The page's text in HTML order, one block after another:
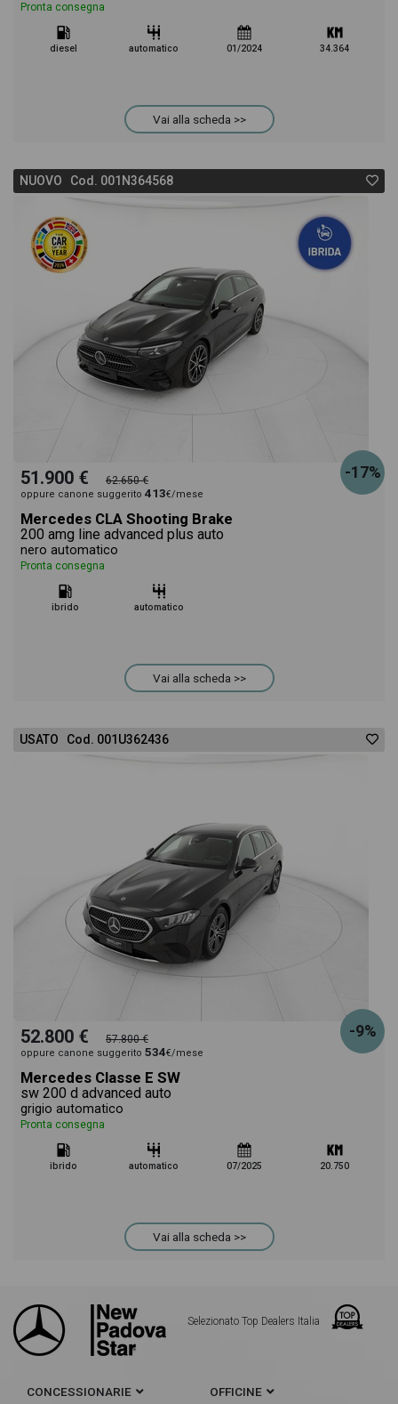
Pronta consegna
diesel automatico 01/2024 34.364
Vai alla scheda >>
NUOVO Cod. 001N364568
-17%
51.900 € 62.650 €
oppure canone suggerito 413€/mese
Mercedes CLA Shooting Brake
200 amg line advanced plus auto
nero automatico
Pronta consegna
ibrido automatico
Vai alla scheda >>
USATO Cod. 001U362436
-9%
52.800 € 57.800 €
oppure canone suggerito 534€/mese
Mercedes Classe E SW
sw 200 d advanced auto
grigio automatico
Pronta consegna
ibrido automatico 07/2025 20.750
Vai alla scheda >>
Selezionato Top Dealers Italia
CONCESSIONARIE OFFICINE